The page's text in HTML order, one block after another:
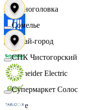
Черноголовка
Читай-город
Schneider Electric
Ярче
Сомелье
СПК Чистогорский
Супермаркет Солос